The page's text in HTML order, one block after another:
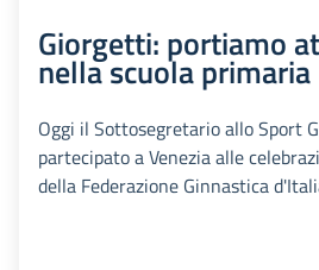
Giorgetti: portiamo
nella scuola primaria
Oggi il Sottosegretario allo Sport
partecipato a Venezia alle
della Federazione Ginnastica